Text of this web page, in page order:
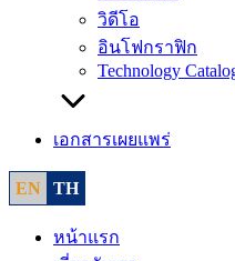
วิดีโอ
อินโฟกราฟิก
Technology
เอกสารเผยแพร่
EN TH
หน้าแรก